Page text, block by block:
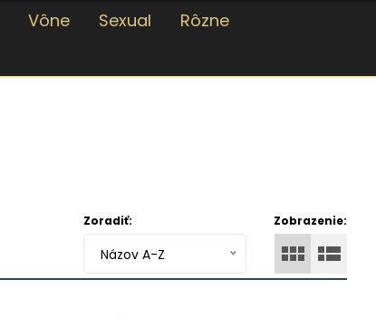
Vône Sexual
Rôzne
Zobrazenie:
Zoradiť:
Názov A-Z